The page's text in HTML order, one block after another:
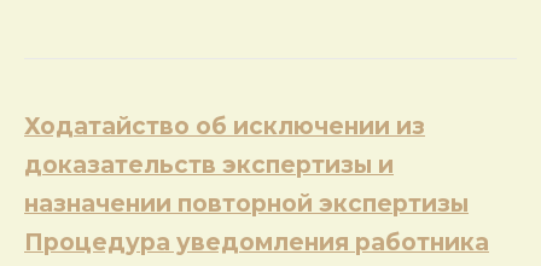
Навигация
по
записям
Ходатайство об исключении из
доказательств экспертизы и
назначении повторной экспертизы
Процедура уведомления работника